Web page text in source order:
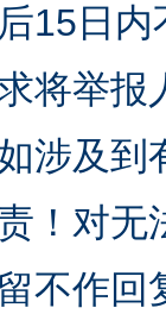
15日
将举
涉及
！对
不作